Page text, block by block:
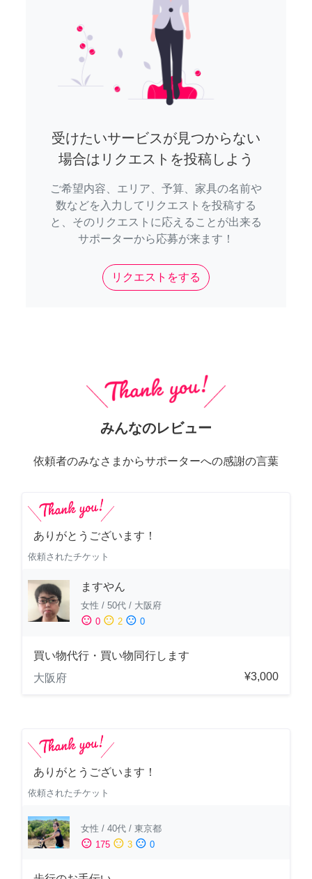
受けたいサービスが見つからない
場合はリクエストを投稿しよう
ご希望内容、エリア、予算、家具の名前や
数などを入力してリクエストを投稿する
と、そのリクエストに応えることが出来る
サポーターから応募が来ます！
リクエストをする
みんなのレビュー
依頼者のみなさまからサポーターへの感謝の言葉
ありがとうございます！
依頼されたチケット
ますやん
女性 / 50代 / 大阪府
sentiment_satisfied 0 sentiment_neutral 2 sentiment_dissatisfied 0
買い物代行・買い物同行します
大阪府
¥3,000
ありがとうございます！
依頼されたチケット
女性 / 40代 / 東京都
sentiment_satisfied 175 sentiment_neutral 3 sentiment_dissatisfied 0